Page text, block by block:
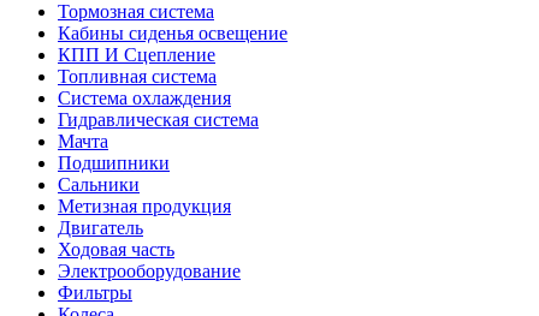
Тормозная система
Кабины сиденья освещение
КПП И Сцепление
Топливная система
Система охлаждения
Гидравлическая система
Мачта
Подшипники
Сальники
Метизная продукция
Двигатель
Ходовая часть
Электрооборудование
Фильтры